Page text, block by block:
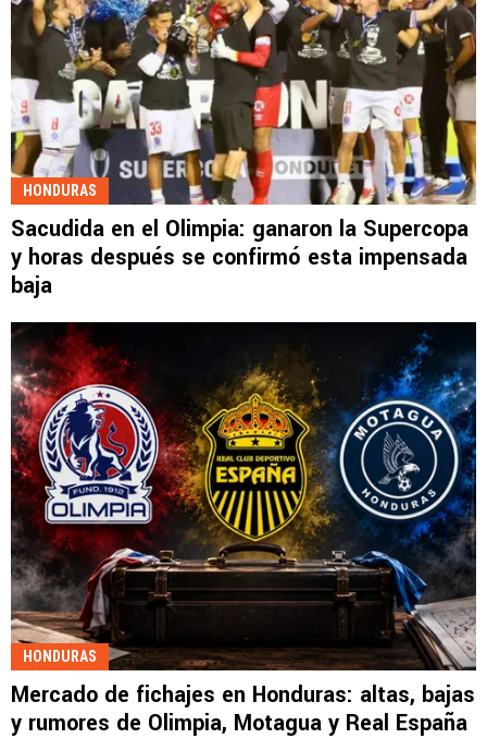
HONDURAS
Sacudida en el Olimpia: ganaron la Supercopa
y horas después se confirmó esta impensada
baja
HONDURAS
Mercado de fichajes en Honduras: altas, bajas
y rumores de Olimpia, Motagua y Real España